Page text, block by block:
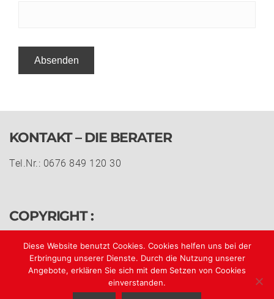
KONTAKT – DIE BERATER
Tel.Nr.: 0676 849 120 30
COPYRIGHT :
© h&n 2018 all rights reserved.
Impressum
Diese Website benutzt Cookies. Cookies helfen uns bei der
Erbringung unserer Dienste. Durch die Nutzung unserer
Angebote, erklären Sie sich mit dem Setzen von Cookies
einverstanden.